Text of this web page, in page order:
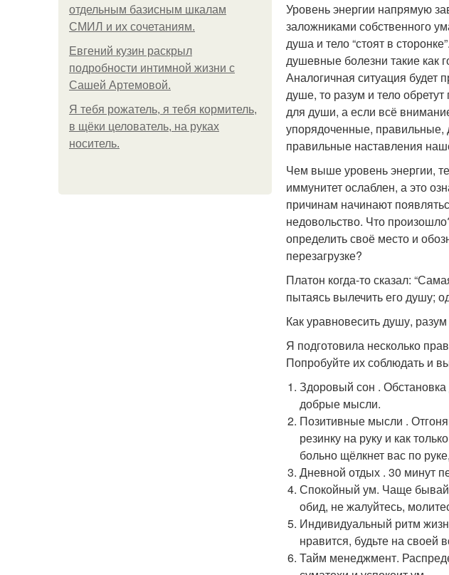
отдельным базисным шкалам
СМИЛ и их сочетаниям.
Евгений кузин раскрыл
подробности интимной жизни с
Сашей Артемовой.
Я тебя рожатель, я тебя кормитель,
в щёки целователь, на руках
носитель.
Уровень энергии напрямую
заложниками собственного
душа и тело “стоят в
душевные болезни такие как
Аналогичная ситуация будет
душе, то разум и тело
для души, а если всё
упорядоченные, правильные,
правильные наставления
Чем выше уровень энергии,
иммунитет ослаблен, а это
причинам начинают
недовольство. Что
определить своё место и
перезагрузке?
Платон когда-то сказал:
пытаясь вылечить его душу;
Как уравновесить душу,
Я подготовила несколько
Попробуйте их соблюдать и
Здоровый сон .
добрые мысли.
Позитивные мысли .
резинку на руку и как
больно щёлкнет вас по
Дневной отдых . 30 минут
Спокойный ум. Чаще
обид, не жалуйтесь,
Индивидуальный ритм
нравится, будьте на своей
Тайм менеджмент.